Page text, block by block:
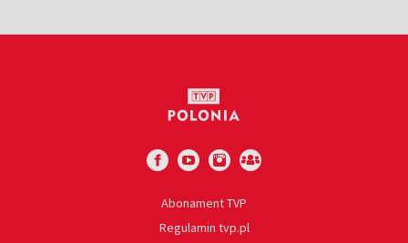
Abonament TVP
Regulamin tvp.pl